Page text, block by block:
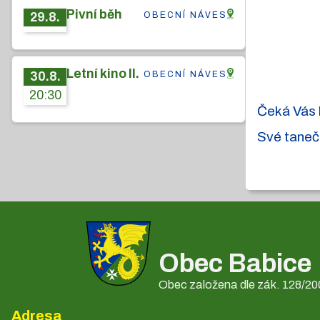
29.8. Pivní běh OBECNÍ NÁVES
30.8.
20:30
Letní kino II. OBECNÍ NÁVES
Čeká
Své
Obec Babice
Obec založena dle zák. 128/
Adresa